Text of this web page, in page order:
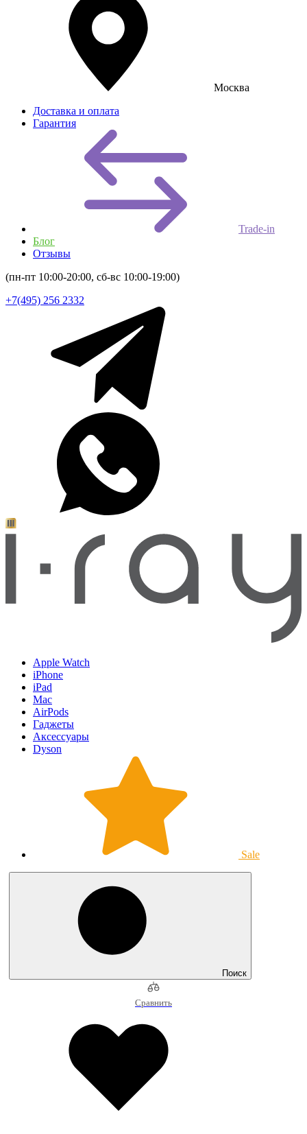
Москва
Доставка и оплата
Гарантия
Trade-in
Блог
Отзывы
(пн-пт 10:00-20:00, сб-вс 10:00-19:00)
+7(495) 256 2332
Apple Watch
iPhone
iPad
Mac
AirPods
Гаджеты
Аксессуары
Dyson
Sale
Поиск
Сравнить